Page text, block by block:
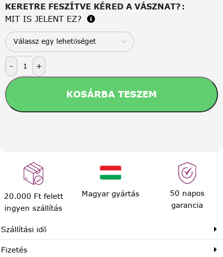
KERETRE FESZÍTVE KÉRED A VÁSZNAT?
MIT IS JELENT EZ?
- +
KOSÁRBA TESZEM
20.000 Ft felett
ingyen szállítás
Magyar gyártás
50 napos
garancia
Szállítási idő
Fizetés